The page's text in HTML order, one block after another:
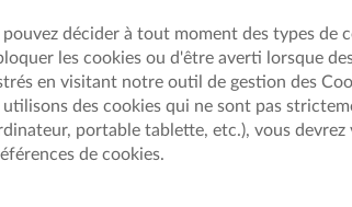
décider à tout moment des types de
les cookies ou d'être averti lorsque
en visitant notre outil de gestion des
des cookies qui ne sont pas
portable tablette, etc.), vous devrez
de cookies.